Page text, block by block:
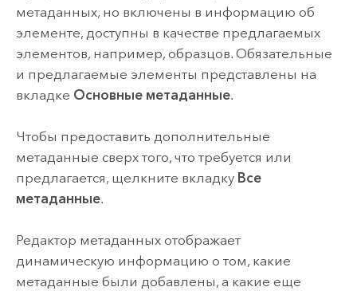
метаданных, но включены в информацию об
элементе, доступны в качестве предлагаемых
элементов, например, образцов. Обязательные
и предлагаемые элементы представлены на
вкладке Основные метаданные.
Чтобы предоставить дополнительные
метаданные сверх того, что требуется или
предлагается, щелкните вкладку Все
метаданные.
Редактор метаданных отображает
динамическую информацию о том, какие
метаданные были добавлены, а какие еще